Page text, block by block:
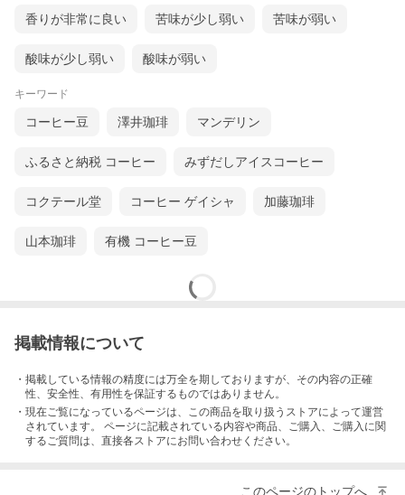
香りが非常に良い 苦味が少し弱い 苦味が弱い
酸味が少し弱い 酸味が弱い
キーワード
コーヒー豆 澤井珈琲 マンデリン
ふるさと納税 コーヒー みずだしアイスコーヒー
コクテール堂 コーヒー ゲイシャ 加藤珈琲
山本珈琲 有機 コーヒー豆
掲載情報について
・掲載している情報の精度には万全を期しておりますが、その内容の正確
性、安全性、有用性を保証するものではありません。
・現在ご覧になっているページは、この商品を取り扱うストアによって運営
されています。 ページに記載されている内容や商品、ご購入 、ご購入に関
するご質問は、直接各ストアにお問い合わせください。
このページのトップへ